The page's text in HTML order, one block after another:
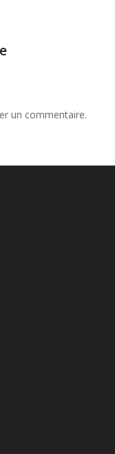
un commentaire.